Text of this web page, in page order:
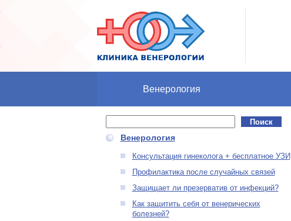
Венерология
Форма поиска
Поиск
Венерология
Консультация гинеколога + бесплатное УЗИ
Профилактика после случайных связей
Защищает ли презерватив от инфекций?
Как защитить себя от венерических
болезней?